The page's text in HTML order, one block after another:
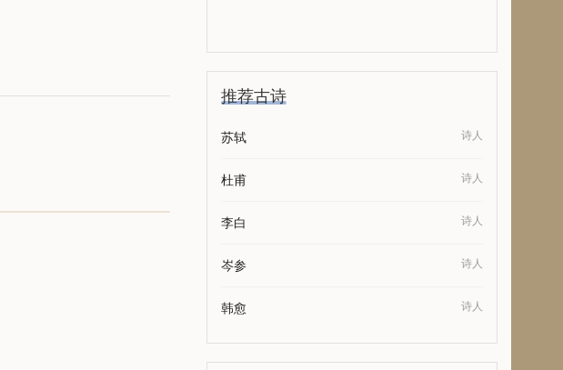
推荐古诗
诗人
苏轼
诗人
杜甫
诗人
李白
诗人
岑参
诗人
韩愈